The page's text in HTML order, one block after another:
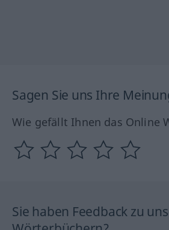
Sagen Sie uns Ihre
Wie gefällt Ihnen das Online
Sie haben Feedback zu